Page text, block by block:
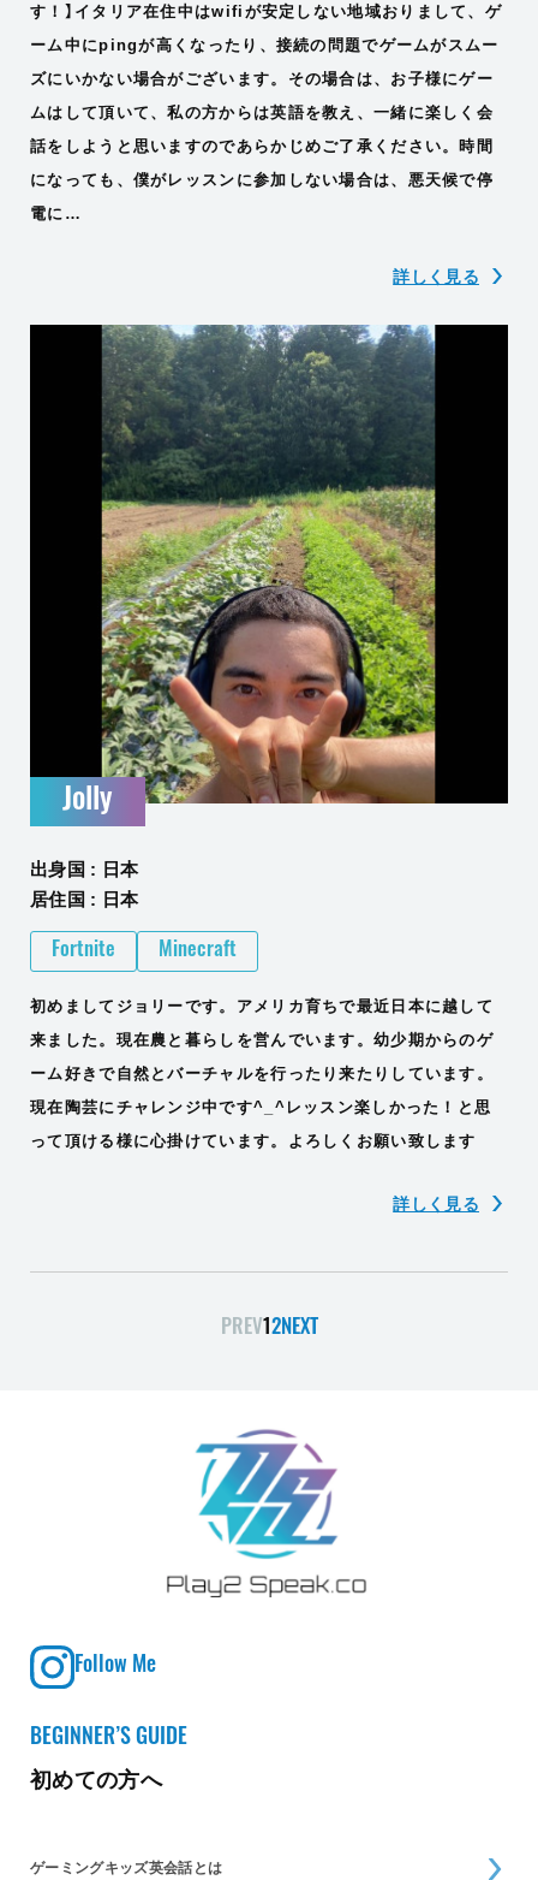
す！】イタリア在住中はwifiが安定しない地域おりまして、ゲ
ーム中にpingが高くなったり、接続の問題でゲームがスムー
ズにいかない場合がございます。その場合は、お子様にゲー
ムはして頂いて、私の方からは英語を教え、一緒に楽しく会
話をしようと思いますのであらかじめご了承ください。時間
になっても、僕がレッスンに参加しない場合は、悪天候で停
電に…
詳しく見る
Jolly
出身国 : 日本
居住国 : 日本
Fortnite Minecraft
初めましてジョリーです。アメリカ育ちで最近日本に越して
来ました。現在農と暮らしを営んでいます。幼少期からのゲ
ーム好きで自然とバーチャルを行ったり来たりしています。
現在陶芸にチャレンジ中です^_^レッスン楽しかった！と思
って頂ける様に心掛けています。よろしくお願い致します
詳しく見る
PREV1 2NEXT
Follow Me
BEGINNER’S GUIDE
初めての方へ
ゲーミングキッズ英会話とは